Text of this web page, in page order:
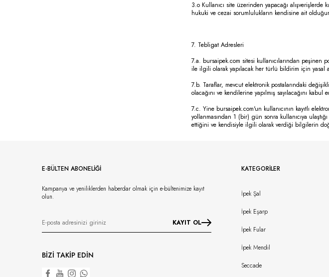
3.o Kullanıcı site üzerinden yapacağı
hukuki ve cezai sorumlulukların kendisine ait
7. Tebligat Adresleri
7.a. bursaipek.com sitesi kullanıcılarından peşinen
ile ilgili olarak yapılacak her türlü bildirim için yasal
7.b. Taraflar, mevcut elektronik postalarındaki
olacağını ve kendilerine yapılmış sayılacağını kabul
7.c. Yine bursaipek.com'un kullanıcının kayıtlı
yollanmasından 1 (bir) gün sonra kullanıcıya
ettiğini ve kendisiyle ilgili olarak verdiği bilgilerin
E-BÜLTEN ABONELİĞİ
Kampanya ve yeniliklerden haberdar olmak için e-bültenimize kayıt
olun.
KAYIT OL
BİZİ TAKİP EDİN
KATEGORILER
İpek Şal
İpek Eşarp
İpek Fular
İpek Mendil
Seccade